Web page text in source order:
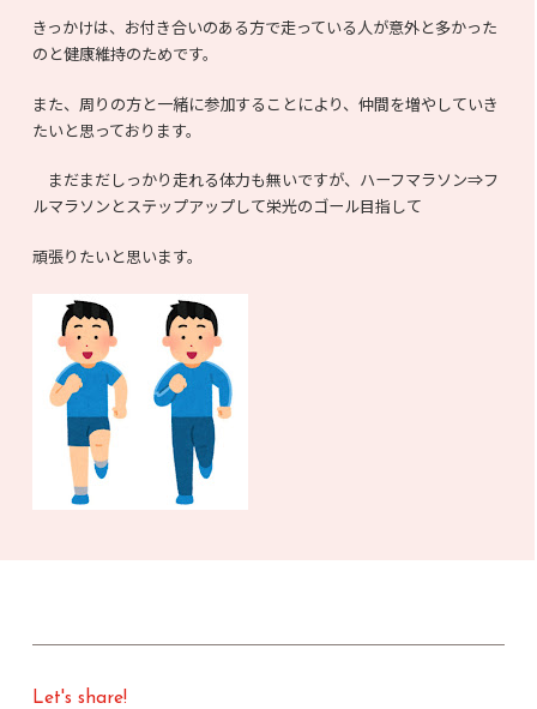
きっかけは、お付き合いのある方で走っている人が意外と多かった
のと健康維持のためです。
また、周りの方と一緒に参加することにより、仲間を増やしていき
たいと思っております。
まだまだしっかり走れる体力も無いですが、ハーフマラソン⇒フ
ルマラソンとステップアップして栄光のゴール目指して
頑張りたいと思います。
Let's share!